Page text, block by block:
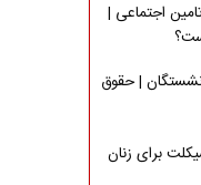
اجتماعی |
| حقوق
برای زنان